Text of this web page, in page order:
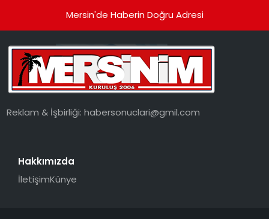
Mersin'de Haberin Doğru Adresi
Reklam & İşbirliği:habersonuclari@gmil.com
Hakkımızda
İletişimKünye